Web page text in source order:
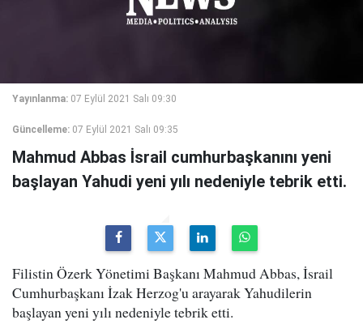
Yayınlanma: 07 Eylül 2021 Salı 09:30
Güncelleme: 07 Eylül 2021 Salı 09:35
Mahmud Abbas İsrail cumhurbaşkanını yeni
başlayan Yahudi yeni yılı nedeniyle tebrik etti.
Filistin Özerk Yönetimi Başkanı Mahmud Abbas, İsrail
Cumhurbaşkanı İzak Herzog'u arayarak Yahudilerin
başlayan yeni yılı nedeniyle tebrik etti.